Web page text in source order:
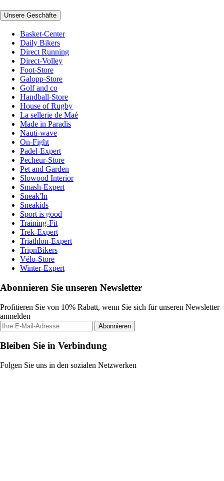
Unsere Geschäfte
Basket-Center
Daily Bikers
Direct Running
Direct-Volley
Foot-Store
Galopp-Store
Golf and co
Handball-Store
House of Rugby
La sellerie de Maé
Made in Paradis
Nauti-wave
On-Fight
Padel-Expert
Pecheur-Store
Pet and Garden
Slowood Interior
Smash-Expert
Sneak'In
Sneakids
Sport is good
Training-Fit
Trek-Expert
Triathlon-Expert
TripnBikers
Vélo-Store
Winter-Expert
Abonnieren Sie unseren Newsletter
Profitieren Sie von 10% Rabatt, wenn Sie sich für unseren Newsletter
anmelden
Abonnieren
Bleiben Sie in Verbindung
Folgen Sie uns in den sozialen Netzwerken